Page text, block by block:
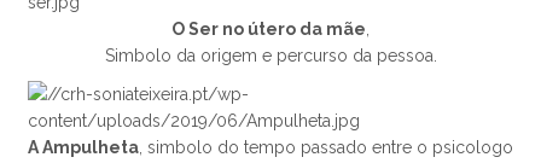
O Ser no útero da mãe
Simbolo da origem e percurso da pessoa.
A Ampulheta , simbolo do tempo passado entre o psicologo